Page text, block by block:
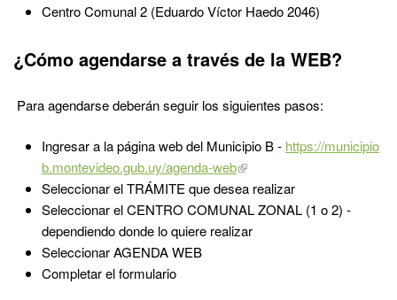
Centro Comunal 2 (Eduardo Víctor Haedo 2046)
¿Cómo agendarse a través de la WEB?
Para agendarse deberán seguir los siguientes pasos:
Ingresar a la página web del Municipio B - https://municipio
b.montevideo.gub.uy/agenda-web
Seleccionar el TRÁMITE que desea realizar
Seleccionar el CENTRO COMUNAL ZONAL (1 o 2) -
dependiendo donde lo quiere realizar
Seleccionar AGENDA WEB
Completar el formulario